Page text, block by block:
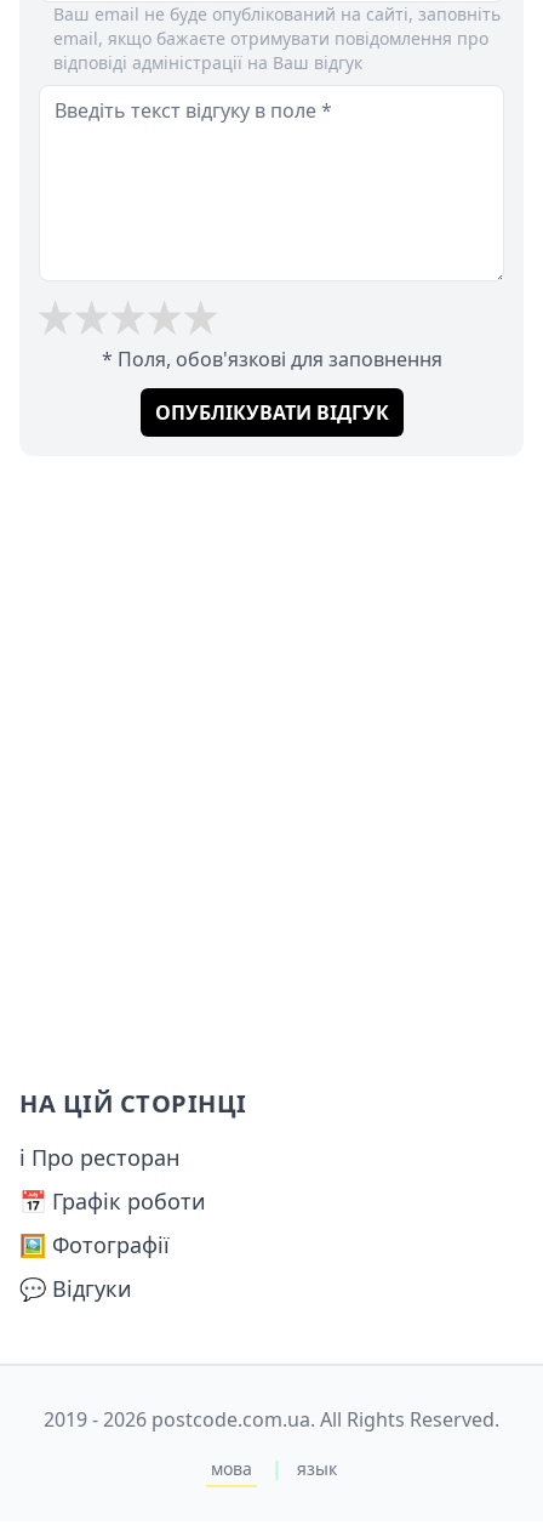
Ваш email не буде опублікований на сайті, заповніть
email, якщо бажаєте отримувати повідомлення про
відповіді адміністрації на Ваш відгук
* Поля, обов'язкові для заповнення
ОПУБЛІКУВАТИ ВІДГУК
НА ЦІЙ СТОРІНЦІ
ℹ Про ресторан
📅️ Графік роботи
🖼️ Фотографії
💬 Відгуки
2019 - 2026 postcode.com.ua. All Rights Reserved.
мова | язык